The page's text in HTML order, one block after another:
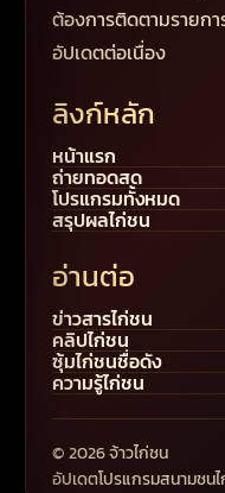
ต้องการติดตามรายก
อัปเดตต่อเนื่อง
ลิงก์หลัก
หน้าแรก
ถ่ายทอดสด
โปรแกรมทั้งหมด
สรุปผลไก่ชน
อ่านต่อ
ข่าวสารไก่ชน
คลิปไก่ชน
ซุ้มไก่ชนชื่อดัง
ความรู้ไก่ชน
© 2026 จ้าวไก่ชน
อัปเดตโปรแกรมสนามชน